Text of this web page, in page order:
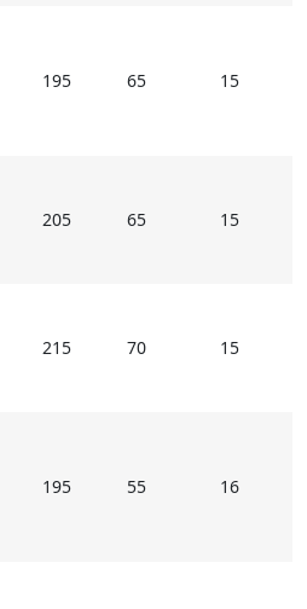
195 65 15
205 65 15
215 70 15
195 55 16